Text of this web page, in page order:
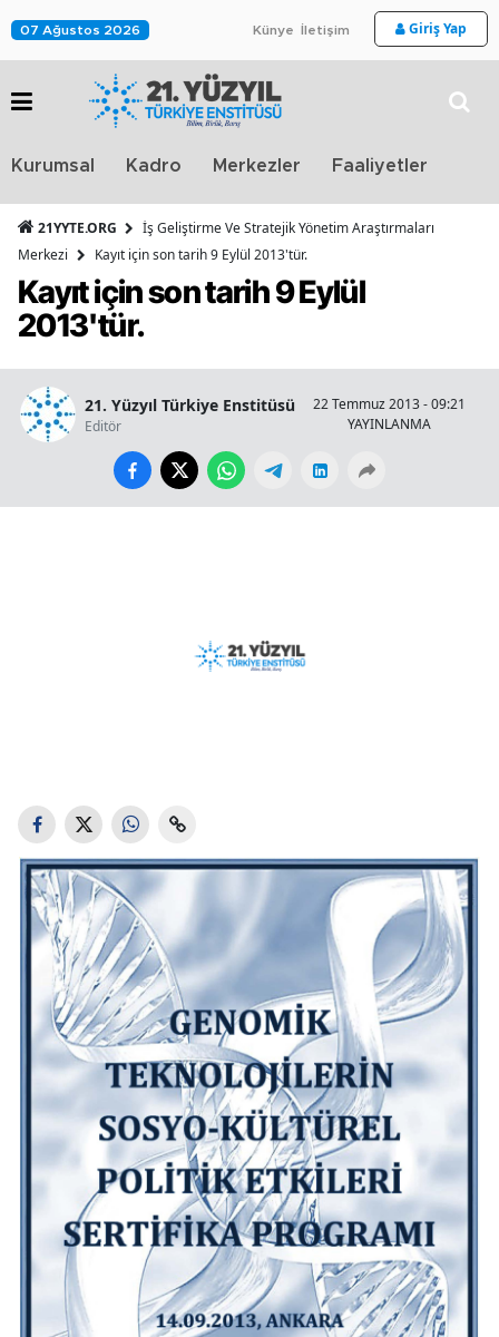
07 Ağustos 2026 Künye İletişim Giriş Yap
Kurumsal Kadro Merkezler Faaliyetler
21YYTE.ORG
İş Geliştirme Ve Stratejik Yönetim Araştırmaları
Merkezi
Kayıt için son tarih 9 Eylül 2013'tür.
Kayıt için son tarih 9 Eylül
2013'tür.
21. Yüzyıl Türkiye Enstitüsü
Editör
22 Temmuz 2013 - 09:21
YAYINLANMA